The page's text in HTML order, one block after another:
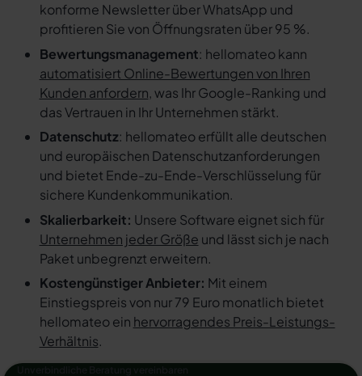
konforme Newsletter über WhatsApp und
profitieren Sie von Öffnungsraten über 95 %.
Bewertungsmanagement: hellomateo kann
automatisiert Online-Bewertungen von Ihren
Kunden anfordern, was Ihr Google-Ranking und
das Vertrauen in Ihr Unternehmen stärkt.
Datenschutz: hellomateo erfüllt alle deutschen
und europäischen Datenschutzanforderungen
und bietet Ende-zu-Ende-Verschlüsselung für
sichere Kundenkommunikation.
Skalierbarkeit: Unsere Software eignet sich für
Unternehmen jeder Größe und lässt sich je nach
Paket unbegrenzt erweitern.
Kostengünstiger Anbieter: Mit einem
Einstiegspreis von nur 79 Euro monatlich bietet
hellomateo ein hervorragendes Preis-Leistungs-
Verhältnis.